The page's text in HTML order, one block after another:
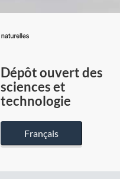
du
Canada
Dépôt ouvert des
sciences et
technologie
Français